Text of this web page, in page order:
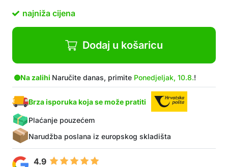
Vodootporna solarna svjetiljka
Malena i praktična
Visoka svjetlina i široko područje osvjetljenja
Izvrsno svjetlo koje je također ugodno za oči
Atraktivan i moderan izgled
Paket sadrži: 1x solarnu lampu
najniža cijena
Dodaj u košaricu
Na zalihi Naručite danas, primite Ponedjeljak, 10.8.!
Brza isporuka koja se može pratiti
Plaćanje pouzećem
Narudžba poslana iz europskog skladišta
4.9